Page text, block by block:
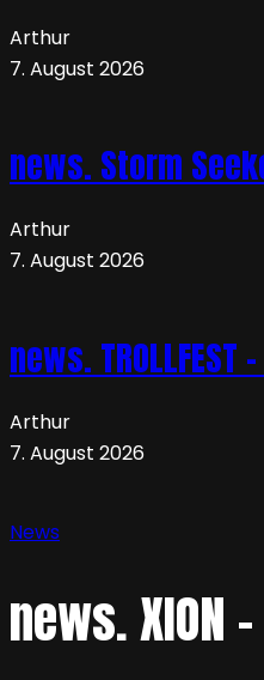
Arthur
7. August 2026
news. Storm
Arthur
7. August 2026
news.
Arthur
7. August 2026
News
news. XION